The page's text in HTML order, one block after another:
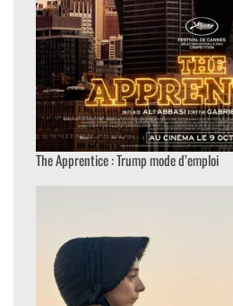
The Apprentice : Trump mode d’emploi